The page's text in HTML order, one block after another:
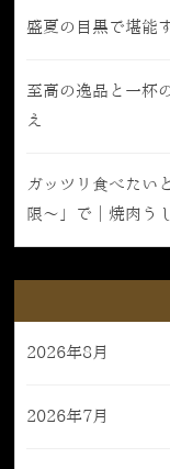
盛夏の目黒で堪能
至高の逸品と一杯
え
ガッツリ食べたい
限〜」で｜焼肉
2026年8月
2026年7月